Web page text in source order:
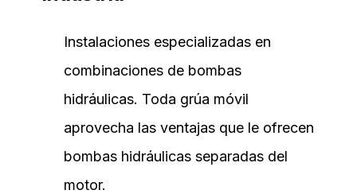
Instalaciones especializadas en
combinaciones de bombas
hidráulicas. Toda grúa móvil
aprovecha las ventajas que le ofrecen
bombas hidráulicas separadas del
motor.